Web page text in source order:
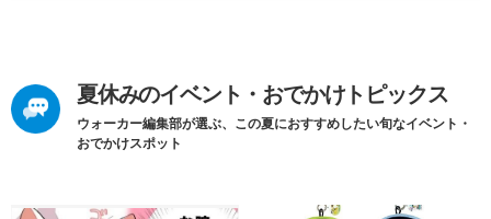
夏休みのイベント・おでかけトピックス
ウォーカー編集部が選ぶ、この夏におすすめしたい旬なイベント・
おでかけスポット